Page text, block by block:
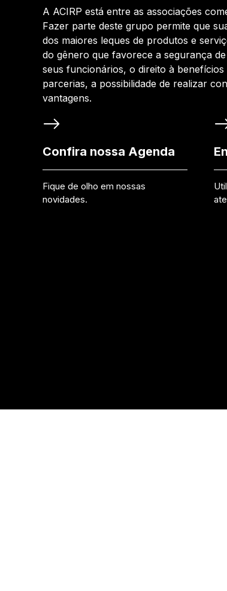
A ACIRP está entre as associações
Fazer parte deste grupo permite que
dos maiores leques de produtos e
do gênero que favorece a segurança
seus funcionários, o direito à
parcerias, a possibilidade de realizar
vantagens.
Confira nossa Agenda
Fique de olho em nossas
novidades.